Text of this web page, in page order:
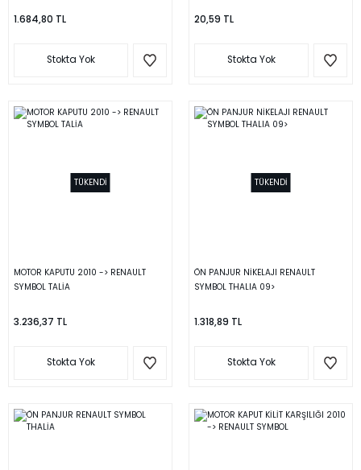
1.684,80 TL
Stokta Yok
20,59 TL
Stokta Yok
TÜKENDİ
MOTOR KAPUTU 2010 -> RENAULT
SYMBOL TALİA
3.236,37 TL
Stokta Yok
TÜKENDİ
ÖN PANJUR NİKELAJI RENAULT
SYMBOL THALIA 09>
1.318,89 TL
Stokta Yok